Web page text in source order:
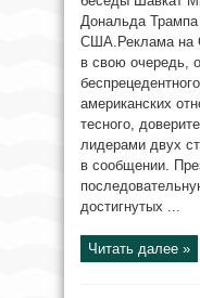
Дональда Трампа
США.Реклама на
в свою очередь,
американских
тесного,
лидерами двух
в сообщении.
достигнутых ...
Читать далее »